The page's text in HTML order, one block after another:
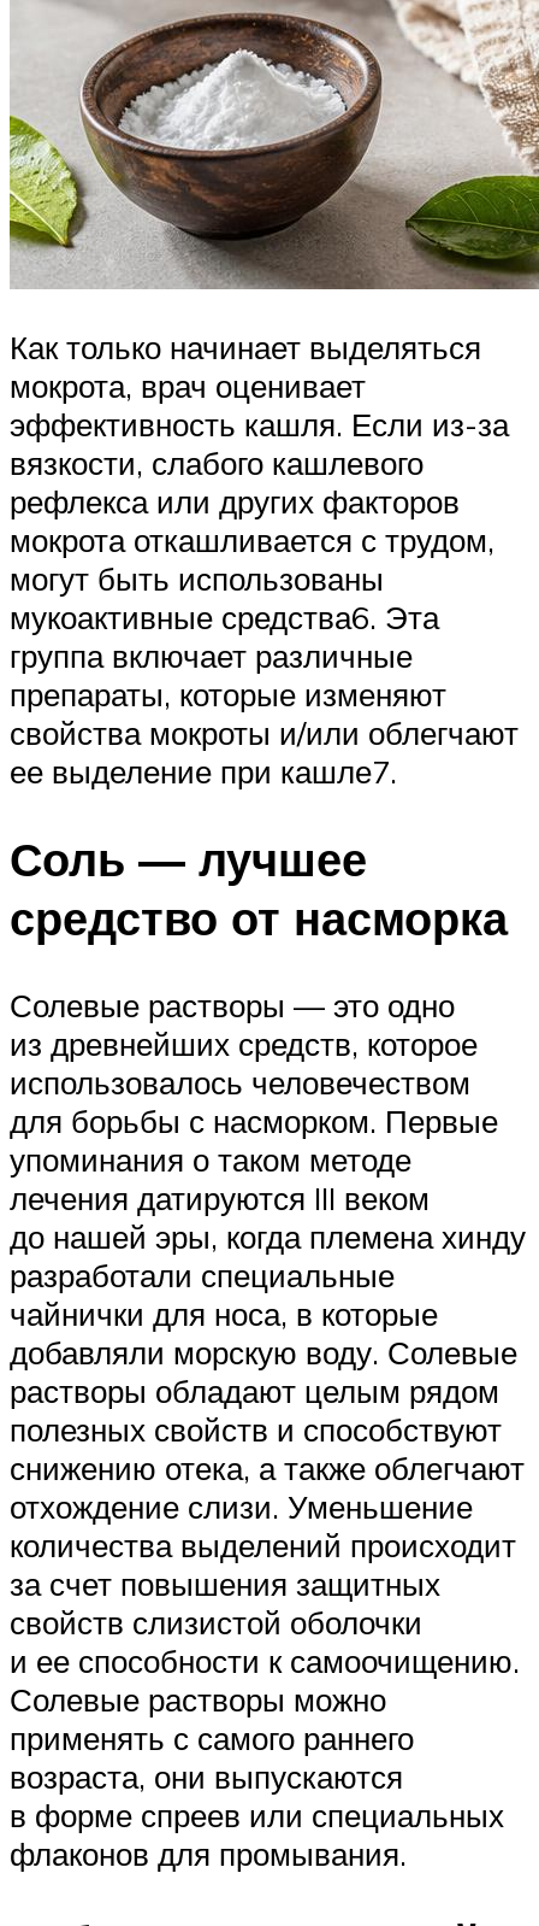
Как только начинает выделяться
мокрота, врач оценивает
эффективность кашля. Если из-за
вязкости, слабого кашлевого
рефлекса или других факторов
мокрота откашливается с трудом,
могут быть использованы
мукоактивные средства6. Эта
группа включает различные
препараты, которые изменяют
свойства мокроты и/или облегчают
ее выделение при кашле7.
Соль — лучшее
средство от насморка
Солевые растворы — это одно
из древнейших средств, которое
использовалось человечеством
для борьбы с насморком. Первые
упоминания о таком методе
лечения датируются III веком
до нашей эры, когда племена хинду
разработали специальные
чайнички для носа, в которые
добавляли морскую воду. Солевые
растворы обладают целым рядом
полезных свойств и способствуют
снижению отека, а также облегчают
отхождение слизи. Уменьшение
количества выделений происходит
за счет повышения защитных
свойств слизистой оболочки
и ее способности к самоочищению.
Солевые растворы можно
применять с самого раннего
возраста, они выпускаются
в форме спреев или специальных
флаконов для промывания.